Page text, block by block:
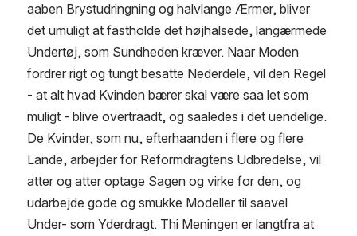
aaben Brystudringning og halvlange Ærmer, bliver
det umuligt at fastholde det højhalsede, langærmede
Undertøj, som Sundheden kræver. Naar Moden
fordrer rigt og tungt besatte Nederdele, vil den Regel
- at alt hvad Kvinden bærer skal være saa let som
muligt - blive overtraadt, og saaledes i det uendelige.
De Kvinder, som nu, efterhaanden i flere og flere
Lande, arbejder for Reformdragtens Udbredelse, vil
atter og atter optage Sagen og virke for den, og
udarbejde gode og smukke Modeller til saavel
Under- som Yderdragt. Thi Meningen er langtfra at